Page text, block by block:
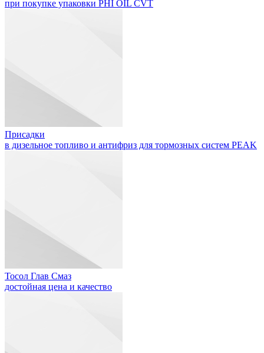
при покупке упаковки PHI OIL CVT
Присадки
в дизельное топливо и антифриз для тормозных систем PEAK
Тосол Глав Смаз
достойная цена и качество